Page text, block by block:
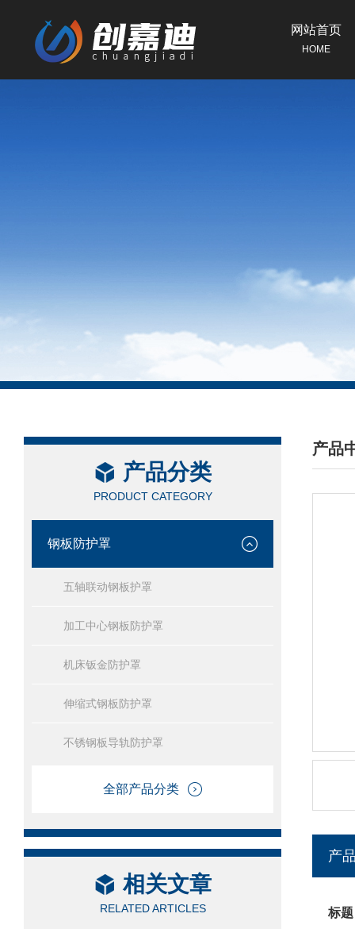
网站首页
HOME
产品分类
PRODUCT CATEGORY
钢板防护罩
五轴联动钢板护罩
加工中心钢板防护罩
机床钣金防护罩
伸缩式钢板防护罩
不锈钢板导轨防护罩
全部产品分类
相关文章
RELATED ARTICLES
产品
/
产
标